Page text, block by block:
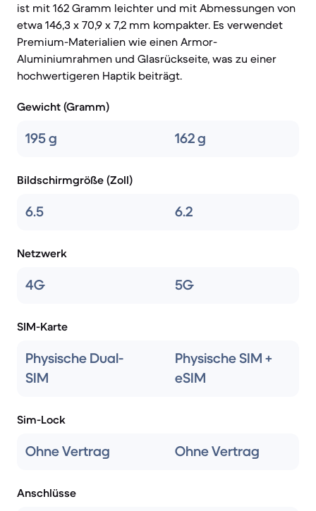
ist mit 162 Gramm leichter und mit Abmessungen von
etwa 146,3 x 70,9 x 7,2 mm kompakter. Es verwendet
Premium-Materialien wie einen Armor-
Aluminiumrahmen und Glasrückseite, was zu einer
hochwertigeren Haptik beiträgt.
Gewicht (Gramm)
195 g 162 g
Bildschirmgröße (Zoll)
6.5 6.2
Netzwerk
4G 5G
SIM-Karte
Physische Dual-
SIM
Physische SIM +
eSIM
Sim-Lock
Ohne Vertrag Ohne Vertrag
Anschlüsse